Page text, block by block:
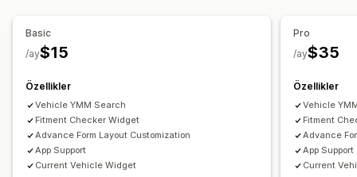
Basic
$15
/ay
Özellikler
Vehicle YMM Search
Fitment Checker Widget
Advance Form Layout Customization
App Support
Current Vehicle Widget
Pro
$35
/ay
Özellikler
Vehicle
Fitment
Advance
App Support
Current